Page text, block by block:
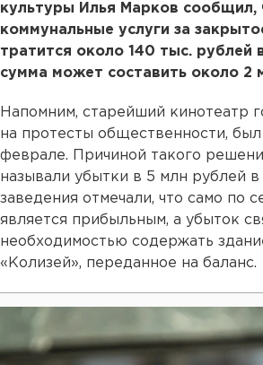
культуры Илья Марков сообщил,
коммунальные услуги за
тратится около 140 тыс. рублей
сумма может составить около 2
Напомним, старейший кинотеатр
на протесты общественности,
феврале. Причиной такого
называли убытки в 5 млн рублей
заведения отмечали, что само по
является прибыльным, а убыток
необходимостью содержать
«Колизей», переданное на баланс.